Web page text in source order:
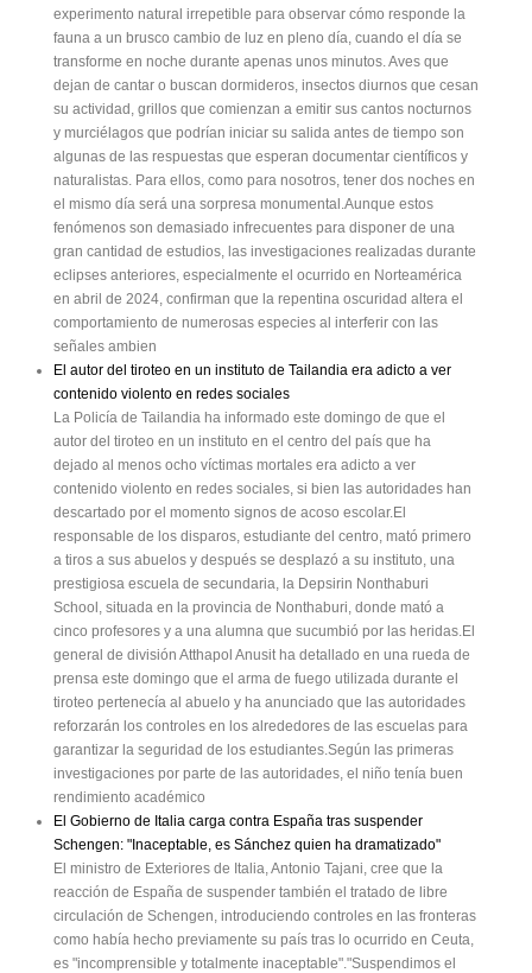
experimento natural irrepetible para observar cómo responde la
fauna a un brusco cambio de luz en pleno día, cuando el día se
transforme en noche durante apenas unos minutos. Aves que
dejan de cantar o buscan dormideros, insectos diurnos que cesan
su actividad, grillos que comienzan a emitir sus cantos nocturnos
y murciélagos que podrían iniciar su salida antes de tiempo son
algunas de las respuestas que esperan documentar científicos y
naturalistas. Para ellos, como para nosotros, tener dos noches en
el mismo día será una sorpresa monumental.Aunque estos
fenómenos son demasiado infrecuentes para disponer de una
gran cantidad de estudios, las investigaciones realizadas durante
eclipses anteriores, especialmente el ocurrido en Norteamérica
en abril de 2024, confirman que la repentina oscuridad altera el
comportamiento de numerosas especies al interferir con las
señales ambien
El autor del tiroteo en un instituto de Tailandia era adicto a ver
contenido violento en redes sociales
La Policía de Tailandia ha informado este domingo de que el
autor del tiroteo en un instituto en el centro del país que ha
dejado al menos ocho víctimas mortales era adicto a ver
contenido violento en redes sociales, si bien las autoridades han
descartado por el momento signos de acoso escolar.El
responsable de los disparos, estudiante del centro, mató primero
a tiros a sus abuelos y después se desplazó a su instituto, una
prestigiosa escuela de secundaria, la Depsirin Nonthaburi
School, situada en la provincia de Nonthaburi, donde mató a
cinco profesores y a una alumna que sucumbió por las heridas.El
general de división Atthapol Anusit ha detallado en una rueda de
prensa este domingo que el arma de fuego utilizada durante el
tiroteo pertenecía al abuelo y ha anunciado que las autoridades
reforzarán los controles en los alrededores de las escuelas para
garantizar la seguridad de los estudiantes.Según las primeras
investigaciones por parte de las autoridades, el niño tenía buen
rendimiento académico
El Gobierno de Italia carga contra España tras suspender
Schengen: "Inaceptable, es Sánchez quien ha dramatizado"
El ministro de Exteriores de Italia, Antonio Tajani, cree que la
reacción de España de suspender también el tratado de libre
circulación de Schengen, introduciendo controles en las fronteras
como había hecho previamente su país tras lo ocurrido en Ceuta,
es "incomprensible y totalmente inaceptable"."Suspendimos el